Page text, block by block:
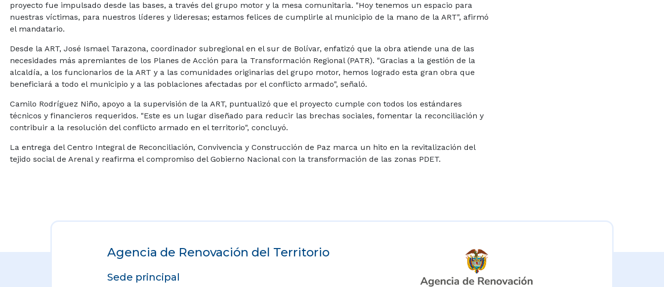
proyecto fue impulsado desde las bases, a través del grupo motor y la mesa comunitaria. "Hoy tenemos un espacio para
nuestras víctimas, para nuestros líderes y lideresas; estamos felices de cumplirle al municipio de la mano de la ART", afirmó
el mandatario.
Desde la ART, José Ismael Tarazona, coordinador subregional en el sur de Bolívar, enfatizó que la obra atiende una de las
necesidades más apremiantes de los Planes de Acción para la Transformación Regional (PATR). "Gracias a la gestión de la
alcaldía, a los funcionarios de la ART y a las comunidades originarias del grupo motor, hemos logrado esta gran obra que
beneficiará a todo el municipio y a las poblaciones afectadas por el conflicto armado", señaló.
Camilo Rodríguez Niño, apoyo a la supervisión de la ART, puntualizó que el proyecto cumple con todos los estándares
técnicos y financieros requeridos. "Este es un lugar diseñado para reducir las brechas sociales, fomentar la reconciliación y
contribuir a la resolución del conflicto armado en el territorio", concluyó.
La entrega del Centro Integral de Reconciliación, Convivencia y Construcción de Paz marca un hito en la revitalización del
tejido social de Arenal y reafirma el compromiso del Gobierno Nacional con la transformación de las zonas PDET.
Agencia de Renovación del Territorio
Sede principal